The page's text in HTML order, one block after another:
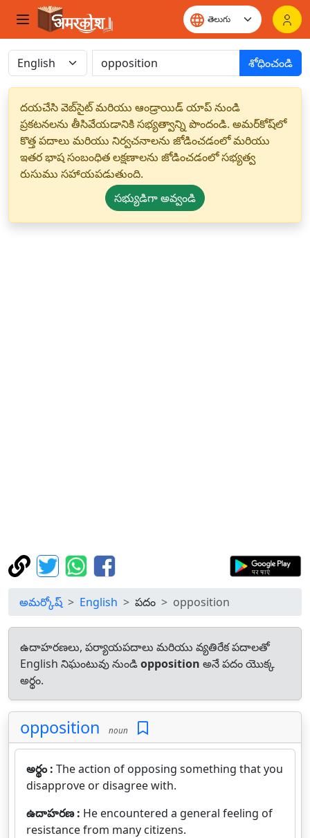
శోధించండి
దయచేసి వెబ్‌సైట్ మరియు ఆండ్రాయిడ్ యాప్ నుండి
ప్రకటనలను తీసివేయడానికి సభ్యత్వాన్ని పొందండి. అమర్‌కోష్‌లో
కొత్త పదాలు మరియు నిర్వచనాలను జోడించడంలో మరియు
ఇతర భాష సంబంధిత లక్షణాలను జోడించడంలో సభ్యత్వ
రుసుము సహాయపడుతుంది.
సభ్యుడిగా అవ్వండి
అమర్కోష్ English పదం opposition
ఉదాహరణలు, పర్యాయపదాలు మరియు వ్యతిరేక పదాలతో
English నిఘంటువు నుండిopposition అనే పదం యొక్క
అర్థం.
opposition noun
అర్థం : The action of opposing something that you
disapprove or disagree with.
ఉదాహరణ : He encountered a general feeling of
resistance from many citizens.